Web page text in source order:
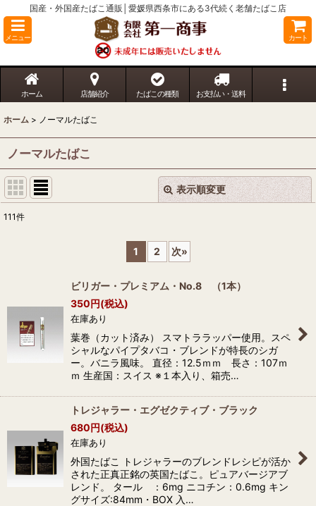
国産・外国産たばこ通販│愛媛県西条市にある3代続く老舗たばこ店
メニュー カート
ホーム 店舗紹介 たばこの種類 お支払い・送料
ホーム > ノーマルたばこ
ノーマルたばこ
表示順変更 閉じる
111件
1 2 次»
ビリガー・プレミアム・No.8 （1本）
350円(税込)
在庫あり
葉巻（カット済み） スマトララッパー使用。スペ
シャルなパイプタバコ・ブレンドが特長のシガ
ー。バニラ風味。 直径：12.5ｍｍ 長さ：107ｍ
ｍ 生産国：スイス ※１本入り、箱売…
トレジャラー・エグゼクティブ・ブラック
680円(税込)
在庫あり
外国たばこ トレジャラーのブレンドレシピが活か
された正真正銘の英国たばこ。ピュアバージアブ
レンド。 タール ：6mg ニコチン：0.6mg キン
グサイズ:84mm・BOX 入…